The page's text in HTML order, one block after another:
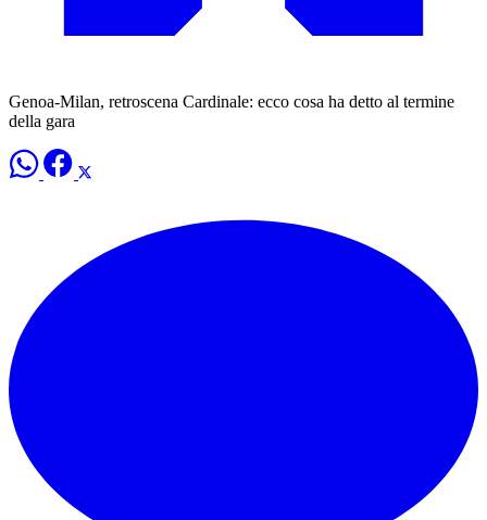
Genoa-Milan, retroscena Cardinale: ecco cosa ha detto al termine
della gara